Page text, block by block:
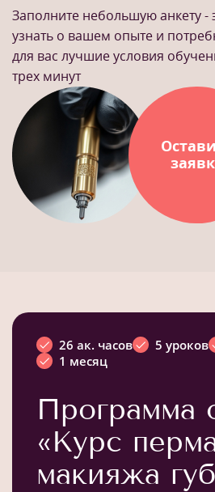
Заполните небольшую анкету
узнать о вашем опыте и
для вас лучшие условия
трех минут
26 ак. часов 5 уроков
1 месяц
Программа
«Курс
макияжа